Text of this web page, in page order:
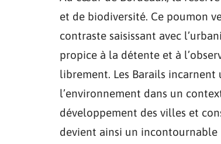
et de biodiversité. Ce poumon
contraste saisissant avec
propice à la détente et à
librement. Les Barails
l’environnement dans un
développement des villes et
devient ainsi un incontournable